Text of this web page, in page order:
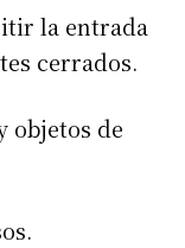
la entrada
cerrados.
objetos de